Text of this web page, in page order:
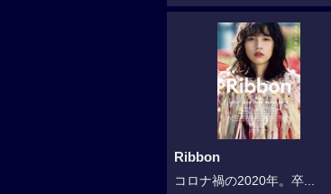
Ribbon
コロナ禍の2020年。卒...